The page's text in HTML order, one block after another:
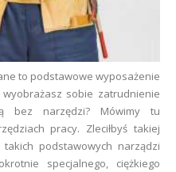
to podstawowe wyposażenie
sobie zatrudnienie
bez narzędzi? Mówimy tu
pracy. Zleciłbyś takiej
podstawowych narządzi
specjalnego, ciężkiego